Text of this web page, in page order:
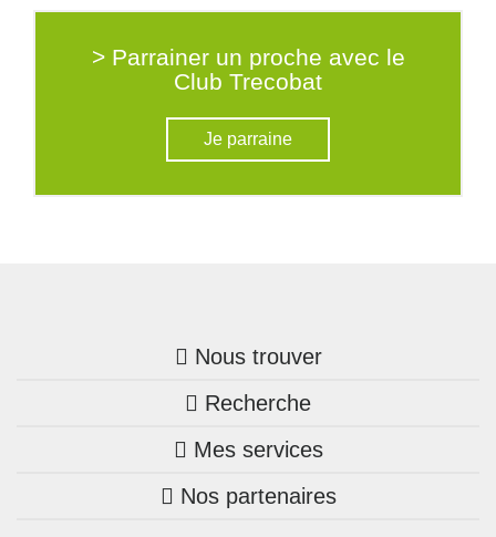
> Parrainer un proche avec le
Club Trecobat
Je parraine
Nous trouver
Trouver une agence
Bretagne
Pays de la Loire
Recherche
Nos annonces
Maison + terrain
Mes services
Mon compte Trecobois
Nos partenaires